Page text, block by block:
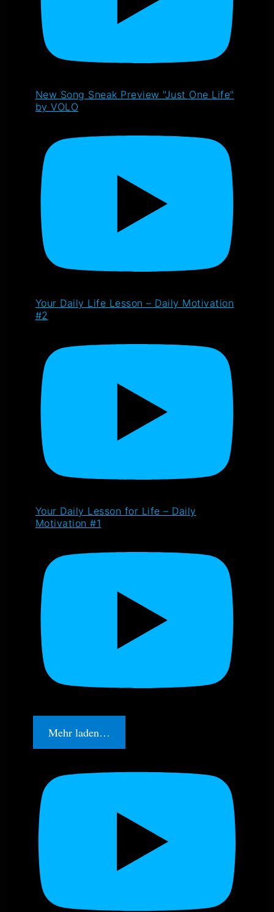
New Song Sneak Preview "Just One Life"
by VOLO
Your Daily Life Lesson – Daily Motivation
#2
Your Daily Lesson for Life – Daily
Motivation #1
Mehr laden…